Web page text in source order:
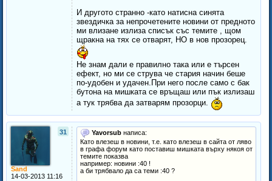
И другото странно -като натисна синята
звездичка за непрочетените новини от предното
ми влизане излиза списък със темите , щом
щракна на тях се отварят, НО в нов прозорец.
Не знам дали е правилно така или е търсен
ефект, но ми се струва че стария начин беше
по-удобен и удачен.При него после само с бак
бутона на мишката се връщаш или пък излизаш
а тук трябва да затварям прозорци.
31
Sand
14-03-2013 11:16
Yavorsub написа:
Като влезеш в новини, т.е. като влезеш в сайта от ляво
в графа форум като поставиш мишката върху някоя от
темите показва
например: новини :40 !
а би трябвало да са теми :40 ?